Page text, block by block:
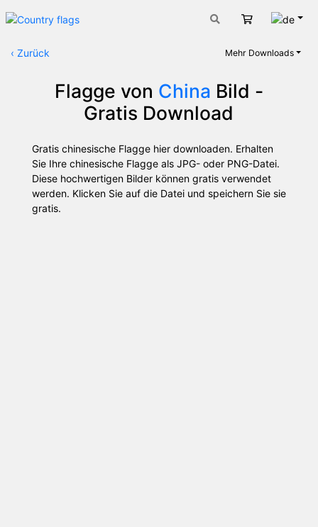
Warenkorb
‹ Zurück Mehr Downloads
Flagge von China Bild -
Gratis Download
Gratis chinesische Flagge hier downloaden. Erhalten
Sie Ihre chinesische Flagge als JPG- oder PNG-Datei.
Diese hochwertigen Bilder können gratis verwendet
werden. Klicken Sie auf die Datei und speichern Sie sie
gratis.